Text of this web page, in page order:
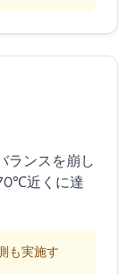
ランスを崩し
近くに達
も実施す